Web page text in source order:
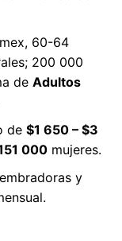
60-64
200 000
de Adultos
de $1 650 – $3
000mujeres.
y